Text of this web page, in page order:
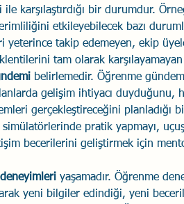
karşılaştırdığı bir durumdur.
etkileyebilecek bazı
yeterince takip edemeyen, ekip
tam olarak
belirlemedir. Öğrenme
gelişim ihtiyacı duyduğunu,
gerçekleştireceğini
pratik yapmayı,
becerilerini geliştirmek için
yaşamadır. Öğrenme
yeni bilgiler edindiği, yeni